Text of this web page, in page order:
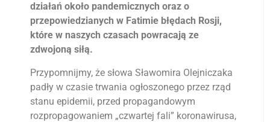
działań około pandemicznych oraz o
przepowiedzianych w Fatimie błędach Rosji,
które w naszych czasach powracają ze
zdwojoną siłą.
Przypomnijmy, że słowa Sławomira Olejniczaka
padły w czasie trwania ogłoszonego przez rząd
stanu epidemii, przed propagandowym
rozpropagowaniem „czwartej fali” koronawirusa,